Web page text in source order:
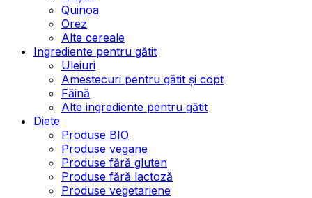
Quinoa
Orez
Alte cereale
Ingrediente pentru gătit
Uleiuri
Amestecuri pentru gătit și copt
Făină
Alte ingrediente pentru gătit
Diete
Produse BIO
Produse vegane
Produse fără gluten
Produse fără lactoză
Produse vegetariene